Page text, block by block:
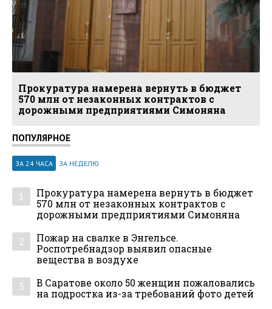
Прокуратура намерена вернуть в бюджет
570 млн от незаконных контрактов с
дорожными предприятиями Симоняна
ПОПУЛЯРНОЕ
ЗА 24 ЧАСА ЗА НЕДЕЛЮ
1
Прокуратура намерена вернуть в бюджет
570 млн от незаконных контрактов с
дорожными предприятиями Симоняна
2
Пожар на свалке в Энгельсе.
Роспотребнадзор выявил опасные
вещества в воздухе
3
В Саратове около 50 женщин пожаловались
на подростка из-за требований фото детей